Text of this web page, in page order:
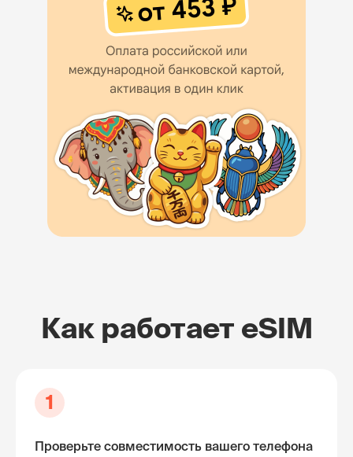
Как работает eSIM
1
Проверьте совместимость вашего телефона